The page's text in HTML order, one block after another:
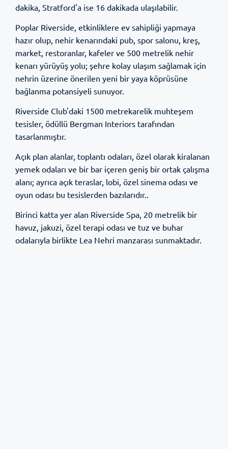
dakika, Stratford'a ise 16 dakikada ulaşılabilir.
Poplar Riverside, etkinliklere ev sahipliği yapmaya
hazır olup, nehir kenarındaki pub, spor salonu, kreş,
market, restoranlar, kafeler ve 500 metrelik nehir
kenarı yürüyüş yolu; şehre kolay ulaşım sağlamak için
nehrin üzerine önerilen yeni bir yaya köprüsüne
bağlanma potansiyeli sunuyor.
Riverside Club'daki 1500 metrekarelik muhteşem
tesisler, ödüllü Bergman Interiors tarafından
tasarlanmıştır.
Açık plan alanlar, toplantı odaları, özel olarak kiralanan
yemek odaları ve bir bar içeren geniş bir ortak çalışma
alanı; ayrıca açık teraslar, lobi, özel sinema odası ve
oyun odası bu tesislerden bazılarıdır..
Birinci katta yer alan Riverside Spa, 20 metrelik bir
havuz, jakuzi, özel terapi odası ve tuz ve buhar
odalarıyla birlikte Lea Nehri manzarası sunmaktadır.